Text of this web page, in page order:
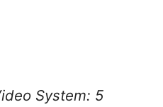
System: 5